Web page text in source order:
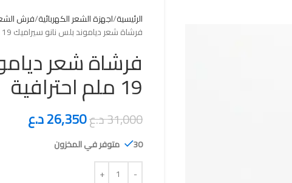
الرئيسية اجهزة الشعر الكهربائية فرش
فرشاة شعر دياموند بلس نانو سيراميك 19 ملم احترافية
فرشاة شعر
19 ملم احترافية
31,000د.ع26,350د.ع
30 متوفر في المخزون